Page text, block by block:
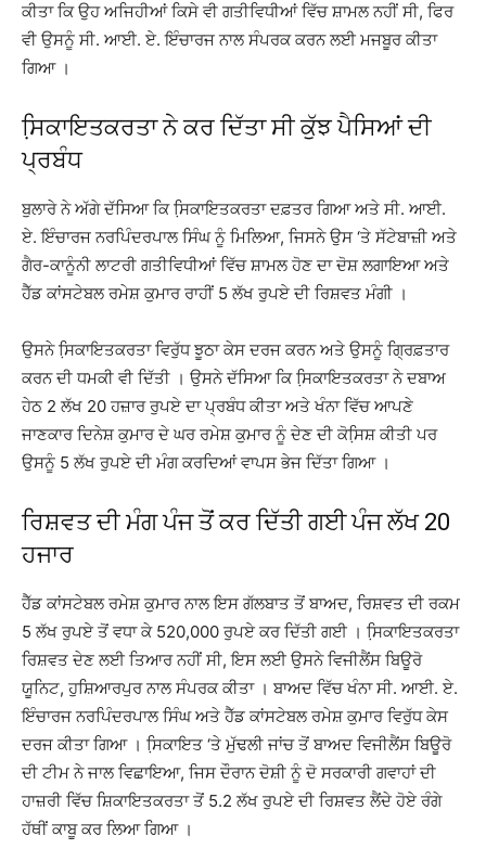
ਕੀਤਾ ਕਿ ਉਹ ਅਜਿਹੀਆਂ ਕਿਸੇ ਵੀ ਗਤੀਵਿਧੀਆਂ ਵਿੱਚ ਸ਼ਾਮਲ ਨਹੀਂ ਸੀ, ਫਿਰ
ਵੀ ਉਸਨੂੰ ਸੀ. ਆਈ. ਏ. ਇੰਚਾਰਜ ਨਾਲ ਸੰਪਰਕ ਕਰਨ ਲਈ ਮਜਬੂਰ ਕੀਤਾ
ਗਿਆ ।
ਸਿ਼ਕਾਇਤਕਰਤਾ ਨੇ ਕਰ ਦਿੱਤਾ ਸੀ ਕੁੱਝ ਪੈਸਿਆਂ ਦੀ
ਪ੍ਰਬੰਧ
ਬੁਲਾਰੇ ਨੇ ਅੱਗੇ ਦੱਸਿਆ ਕਿ ਸਿ਼ਕਾਇਤਕਰਤਾ ਦਫ਼ਤਰ ਗਿਆ ਅਤੇ ਸੀ. ਆਈ.
ਏ. ਇੰਚਾਰਜ ਨਰਪਿੰਦਰਪਾਲ ਸਿੰਘ ਨੂੰ ਮਿਲਿਆ, ਜਿਸਨੇ ਉਸ ‘ਤੇ ਸੱਟੇਬਾਜ਼ੀ ਅਤੇ
ਗੈਰ-ਕਾਨੂੰਨੀ ਲਾਟਰੀ ਗਤੀਵਿਧੀਆਂ ਵਿੱਚ ਸ਼ਾਮਲ ਹੋਣ ਦਾ ਦੋਸ਼ ਲਗਾਇਆ ਅਤੇ
ਹੈੱਡ ਕਾਂਸਟੇਬਲ ਰਮੇਸ਼ ਕੁਮਾਰ ਰਾਹੀਂ 5 ਲੱਖ ਰੁਪਏ ਦੀ ਰਿਸ਼ਵਤ ਮੰਗੀ ।
ਉਸਨੇ ਸਿ਼ਕਾਇਤਕਰਤਾ ਵਿਰੁੱਧ ਝੂਠਾ ਕੇਸ ਦਰਜ ਕਰਨ ਅਤੇ ਉਸਨੂੰ ਗ੍ਰਿਫ਼ਤਾਰ
ਕਰਨ ਦੀ ਧਮਕੀ ਵੀ ਦਿੱਤੀ । ਉਸਨੇ ਦੱਸਿਆ ਕਿ ਸਿ਼ਕਾਇਤਕਰਤਾ ਨੇ ਦਬਾਅ
ਹੇਠ 2 ਲੱਖ 20 ਹਜ਼ਾਰ ਰੁਪਏ ਦਾ ਪ੍ਰਬੰਧ ਕੀਤਾ ਅਤੇ ਖੰਨਾ ਵਿੱਚ ਆਪਣੇ
ਜਾਣਕਾਰ ਦਿਨੇਸ਼ ਕੁਮਾਰ ਦੇ ਘਰ ਰਮੇਸ਼ ਕੁਮਾਰ ਨੂੰ ਦੇਣ ਦੀ ਕੋਸਿ਼ਸ਼ ਕੀਤੀ ਪਰ
ਉਸਨੂੰ 5 ਲੱਖ ਰੁਪਏ ਦੀ ਮੰਗ ਕਰਦਿਆਂ ਵਾਪਸ ਭੇਜ ਦਿੱਤਾ ਗਿਆ ।
ਰਿਸ਼ਵਤ ਦੀ ਮੰਗ ਪੰਜ ਤੋਂ ਕਰ ਦਿੱਤੀ ਗਈ ਪੰਜ ਲੱਖ 20
ਹਜਾਰ
ਹੈੱਡ ਕਾਂਸਟੇਬਲ ਰਮੇਸ਼ ਕੁਮਾਰ ਨਾਲ ਇਸ ਗੱਲਬਾਤ ਤੋਂ ਬਾਅਦ, ਰਿਸ਼ਵਤ ਦੀ ਰਕਮ
5 ਲੱਖ ਰੁਪਏ ਤੋਂ ਵਧਾ ਕੇ 520,000 ਰੁਪਏ ਕਰ ਦਿੱਤੀ ਗਈ । ਸਿ਼ਕਾਇਤਕਰਤਾ
ਰਿਸ਼ਵਤ ਦੇਣ ਲਈ ਤਿਆਰ ਨਹੀਂ ਸੀ, ਇਸ ਲਈ ਉਸਨੇ ਵਿਜੀਲੈਂਸ ਬਿਊਰੋ
ਯੂਨਿਟ, ਹੁਸ਼ਿਆਰਪੁਰ ਨਾਲ ਸੰਪਰਕ ਕੀਤਾ । ਬਾਅਦ ਵਿੱਚ ਖੰਨਾ ਸੀ. ਆਈ. ਏ.
ਇੰਚਾਰਜ ਨਰਪਿੰਦਰਪਾਲ ਸਿੰਘ ਅਤੇ ਹੈੱਡ ਕਾਂਸਟੇਬਲ ਰਮੇਸ਼ ਕੁਮਾਰ ਵਿਰੁੱਧ ਕੇਸ
ਦਰਜ ਕੀਤਾ ਗਿਆ । ਸਿ਼ਕਾਇਤ ‘ਤੇ ਮੁੱਢਲੀ ਜਾਂਚ ਤੋਂ ਬਾਅਦ ਵਿਜੀਲੈਂਸ ਬਿਊਰੋ
ਦੀ ਟੀਮ ਨੇ ਜਾਲ ਵਿਛਾਇਆ, ਜਿਸ ਦੌਰਾਨ ਦੋਸ਼ੀ ਨੂੰ ਦੋ ਸਰਕਾਰੀ ਗਵਾਹਾਂ ਦੀ
ਹਾਜ਼ਰੀ ਵਿੱਚ ਸ਼ਿਕਾਇਤਕਰਤਾ ਤੋਂ 5.2 ਲੱਖ ਰੁਪਏ ਦੀ ਰਿਸ਼ਵਤ ਲੈਂਦੇ ਹੋਏ ਰੰਗੇ
ਹੱਥੀਂ ਕਾਬੂ ਕਰ ਲਿਆ ਗਿਆ ।